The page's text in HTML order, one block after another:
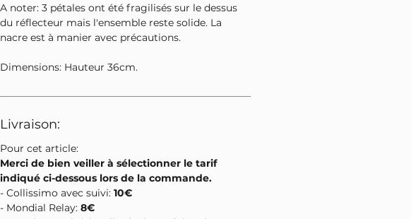
A noter: 3 pétales ont été fragilisés sur le dessus
du réflecteur mais l'ensemble reste solide. La
nacre est à manier avec précautions.
Dimensions: Hauteur 36cm.
Livraison:
Pour cet article:
Merci de bien veiller à sélectionner le tarif
indiqué ci-dessous lors de la commande.
- Collissimo avec suivi: 10€
- Mondial Relay: 8€